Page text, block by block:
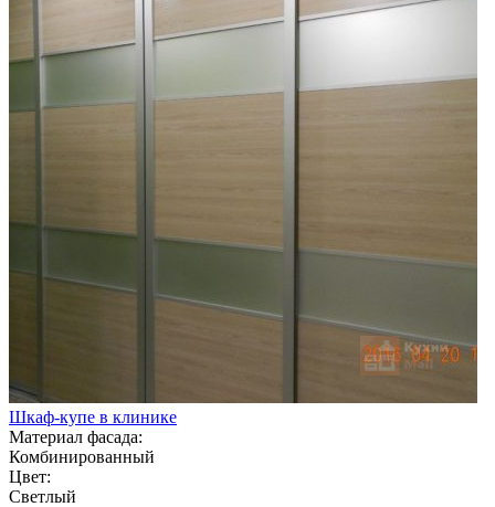
Шкаф-купе в клинике
Материал фасада:
Комбинированный
Цвет:
Светлый